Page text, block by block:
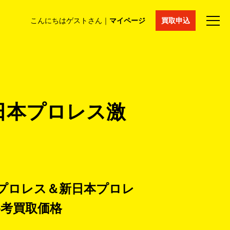
こんにちはゲストさん｜ マイページ 買取申込
コラム マイページ 採用情報 通販サイト
本プロレス激
ロレス＆新日本プロレ
買取価格